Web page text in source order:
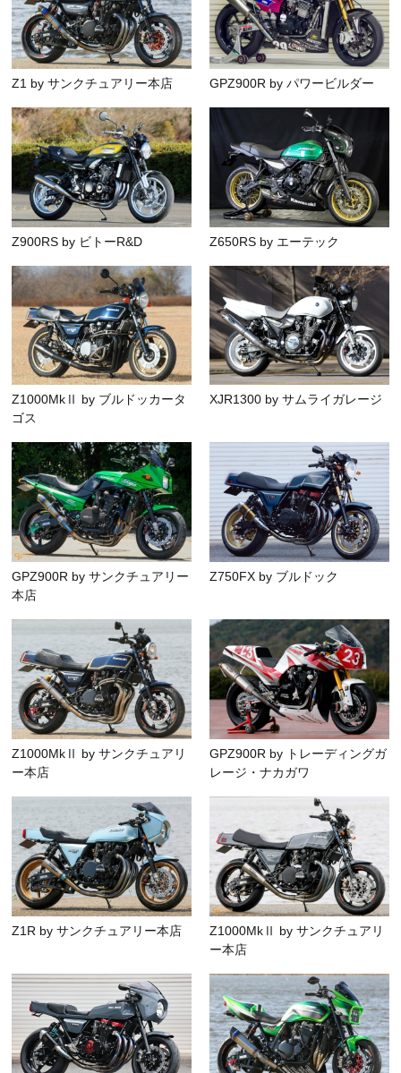
Z1 by サンクチュアリー本店 GPZ900R by パワービルダー
Z900RS by ビトーR&D Z650RS by エーテック
Z1000MkⅡ by ブルドッカータ
ゴス
XJR1300 by サムライガレージ
GPZ900R by サンクチュアリー
本店
Z750FX by ブルドック
Z1000MkⅡ by サンクチュアリ
ー本店
GPZ900R by トレーディングガ
レージ・ナカガワ
Z1R by サンクチュアリー本店
Z1000MkⅡ by サンクチュアリ
ー本店